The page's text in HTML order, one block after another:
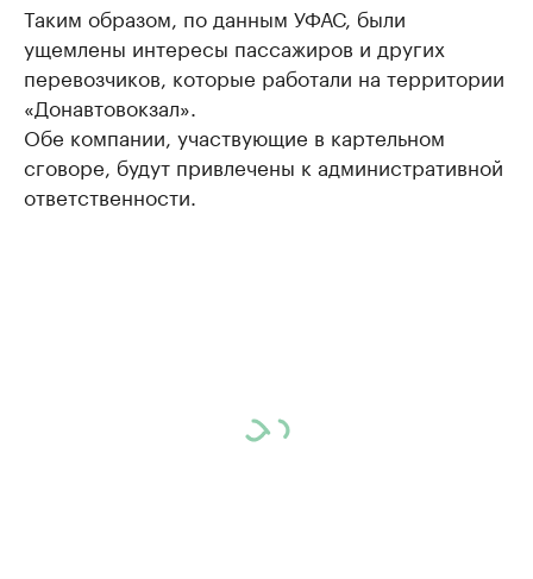
Таким образом, по данным УФАС, были
ущемлены интересы пассажиров и других
перевозчиков, которые работали на территории
«Донавтовокзал».
Обе компании, участвующие в картельном
сговоре, будут привлечены к административной
ответственности.